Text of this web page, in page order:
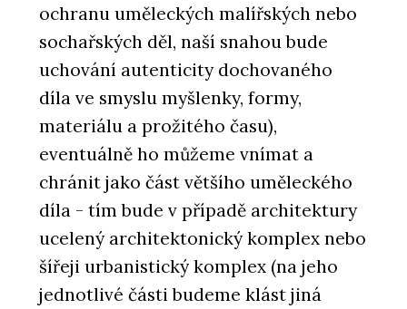
ochranu uměleckých malířských nebo
sochařských děl, naší snahou bude
uchování autenticity dochovaného
díla ve smyslu myšlenky, formy,
materiálu a prožitého času),
eventuálně ho můžeme vnímat a
chránit jako část většího uměleckého
díla - tím bude v případě architektury
ucelený architektonický komplex nebo
šířeji urbanistický komplex (na jeho
jednotlivé části budeme klást jiná